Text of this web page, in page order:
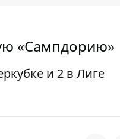
«Сампдорию»
и 2 в Лиге